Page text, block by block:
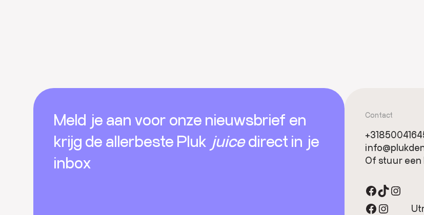
Footer
Meld je aan voor onze nieuwsbrief en
krijg de allerbeste Pluk juicedirect in je
inbox
Contact
Of stuur een
Facebook TikTok Instagram
Facebook Instagram